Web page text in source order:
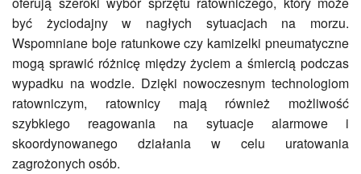
być życiodajny w nagłych sytuacjach na morzu.
Wspomniane boje ratunkowe czy kamizelki pneumatyczne
mogą sprawić różnicę między życiem a śmiercią podczas
wypadku na wodzie. Dzięki nowoczesnym technologiom
ratowniczym, ratownicy mają również możliwość
szybkiego reagowania na sytuacje alarmowe i
skoordynowanego działania w celu uratowania
zagrożonych osób.